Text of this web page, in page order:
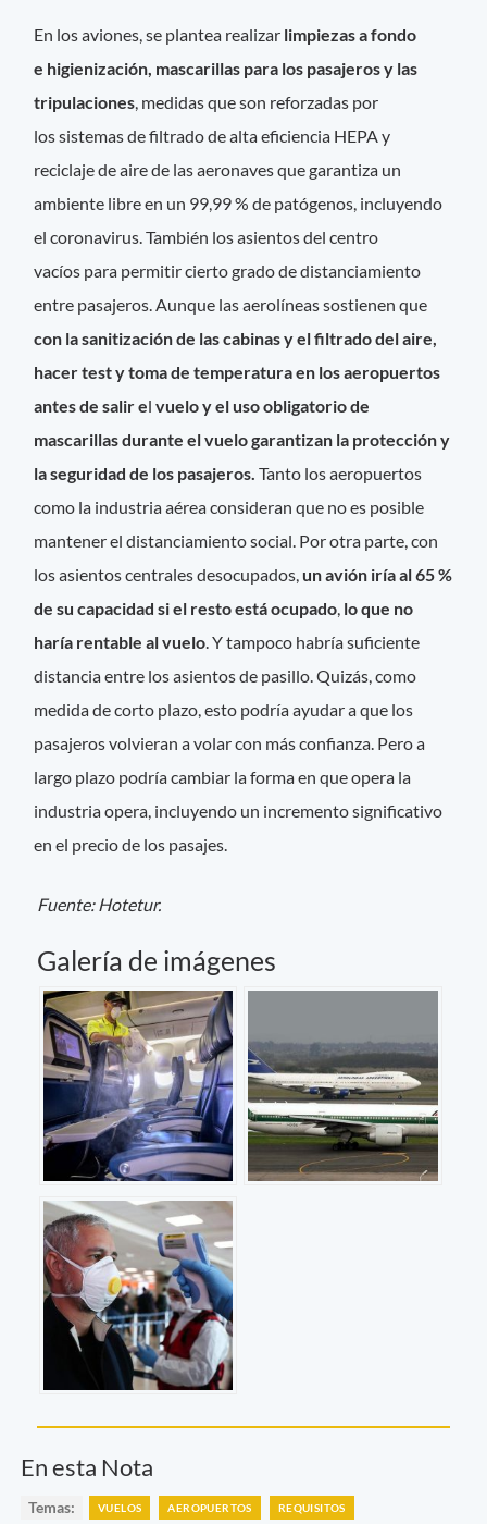
En los aviones, se plantea realizar limpiezas a fondo
e higienización, mascarillas para los pasajeros y las
tripulaciones, medidas que son reforzadas por
los sistemas de filtrado de alta eficiencia HEPA y
reciclaje de aire de las aeronaves que garantiza un
ambiente libre en un 99,99 % de patógenos, incluyendo
el coronavirus. También los asientos del centro
vacíos para permitir cierto grado de distanciamiento
entre pasajeros. Aunque las aerolíneas sostienen que
con la sanitización de las cabinas y el filtrado del aire,
hacer test y toma de temperatura en los aeropuertos
antes de salir el vuelo y el uso obligatorio de
mascarillas durante el vuelo garantizan la protección y
la seguridad de los pasajeros.Tanto los aeropuertos
como la industria aérea consideran que no es posible
mantener el distanciamiento social. Por otra parte, con
los asientos centrales desocupados, un avión iría al 65 %
de su capacidad si el resto está ocupado, lo que no
haría rentable al vuelo. Y tampoco habría suficiente
distancia entre los asientos de pasillo. Quizás, como
medida de corto plazo, esto podría ayudar a que los
pasajeros volvieran a volar con más confianza. Pero a
largo plazo podría cambiar la forma en que opera la
industria opera, incluyendo un incremento significativo
en el precio de los pasajes.
Fuente: Hotetur.
Galería de imágenes
En esta Nota
Temas: VUELOS AEROPUERTOS REQUISITOS